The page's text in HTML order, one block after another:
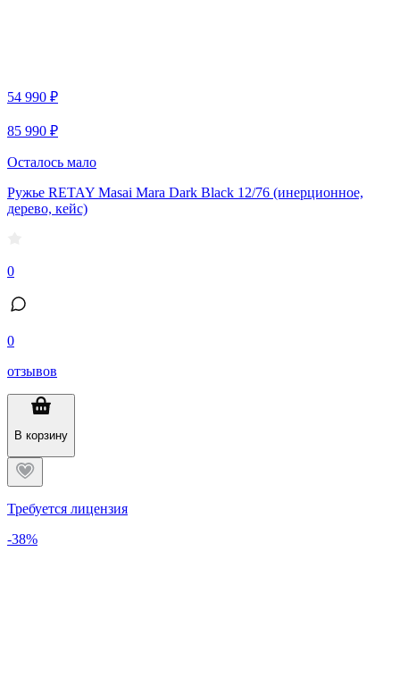
54 990 ₽
85 990 ₽
Осталось мало
Ружье RETAY Masai Mara Dark Black 12/76 (инерционное,
дерево, кейс)
0
0
отзывов
В корзину
Требуется лицензия
-38%